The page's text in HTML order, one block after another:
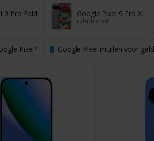
9 Pro Fold Google Pixel 9 Pro XL
refurbished
Pixel? Google Pixel inruilen voor geld